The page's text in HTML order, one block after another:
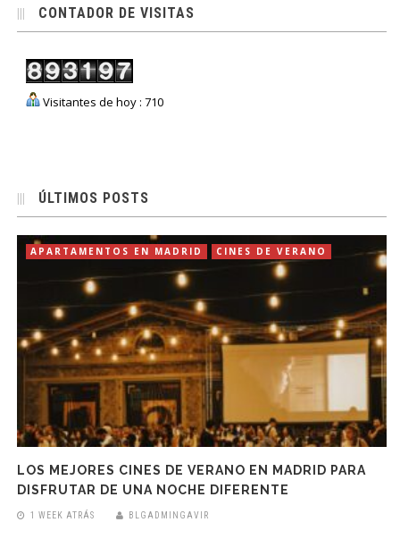
CONTADOR DE VISITAS
Visitantes de hoy : 710
ÚLTIMOS POSTS
APARTAMENTOS EN MADRID CINES DE VERANO
LOS MEJORES CINES DE VERANO EN MADRID PARA
DISFRUTAR DE UNA NOCHE DIFERENTE
1 WEEK ATRÁS BLGADMINGAVIR